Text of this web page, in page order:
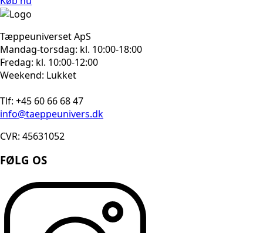
Tæppeuniverset ApS
Mandag-torsdag: kl. 10:00-18:00
Fredag: kl. 10:00-12:00
Weekend: Lukket
Tlf: +45 60 66 68 47
info@taeppeunivers.dk
CVR: 45631052
FØLG OS